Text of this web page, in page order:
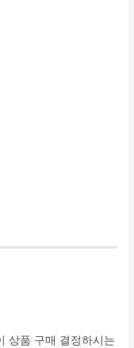
상품 구매 결정하시는